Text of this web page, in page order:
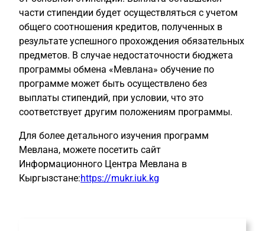
части стипендии будет осуществляться с учетом
общего соотношения кредитов, полученных в
результате успешного прохождения обязательных
предметов. В случае недостаточности бюджета
программы обмена «Мевлана» обучение по
программе может быть осуществлено без
выплаты стипендий, при условии, что это
соответствует другим положениям программы.
Для более детального изучения программ
Мевлана, можете посетить сайт
Информационного Центра Мевлана в
Кыргызстане:https://mukr.iuk.kg